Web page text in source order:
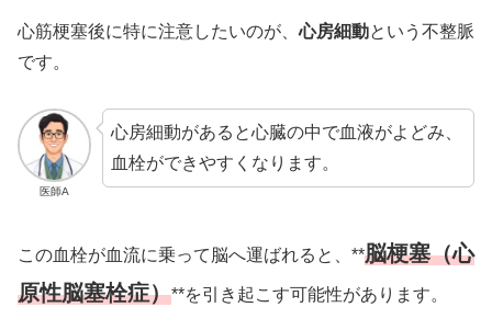
心筋梗塞後に特に注意したいのが、心房細動という不整脈
です。
医師A
心房細動があると心臓の中で血液がよどみ、
血栓ができやすくなります。
この血栓が血流に乗って脳へ運ばれると、**脳梗塞（心
原性脳塞栓症）**を引き起こす可能性があります。